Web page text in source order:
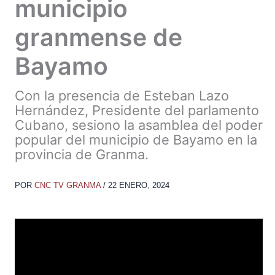
municipio
granmense de
Bayamo
Con la presencia de Esteban Lazo
Hernández, Presidente del parlamento
Cubano, sesiono la asamblea del poder
popular del municipio de Bayamo en la
provincia de Granma.
POR CNC TV GRANMA / 22 ENERO, 2024